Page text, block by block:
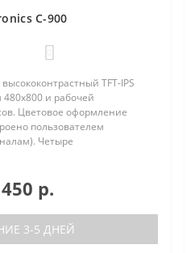
C-900
TFT-IPS
и рабочей
Цветовое оформление
пользователем
Четыре
р.
3-5 ДНЕЙ